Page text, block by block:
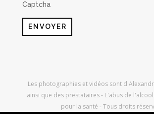
Captcha
ENVOYER
Les photographies et vidéos sont
ainsi que des prestataires - L'abus de
pour la santé - Tous droits